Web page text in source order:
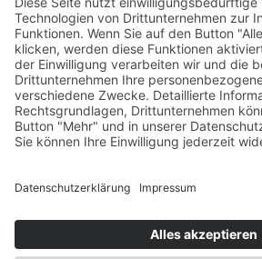
Mike Heider // E-Mail: